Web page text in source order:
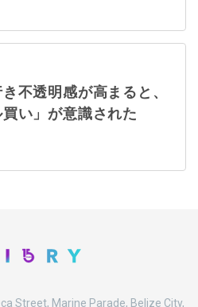
不透明感が高まると、
い」が意識された
Street, Marine Parade, Belize City,